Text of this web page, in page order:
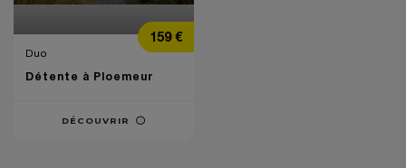
Prix159 €
Duo
Détente à Ploemeur
DÉCOUVRIR